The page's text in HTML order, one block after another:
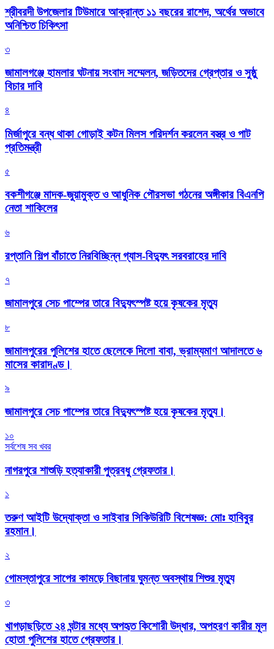
শ্রীবরদী উপজেলার টিউমারে আক্রান্ত ১১ বছরের রাশেদ, অর্থের অভাবে
অনিশ্চিত চিকিৎসা
৩
জামালগঞ্জে হামলার ঘটনায় সংবাদ সম্মেলন, জড়িতদের গ্রেপ্তার ও সুষ্ঠু
বিচার দাবি
৪
মির্জাপুরে বন্ধ থাকা গোড়াই কটন মিলস পরিদর্শন করলেন বস্ত্র ও পাট
প্রতিমন্ত্রী
৫
বকশীগঞ্জে মাদক-জুয়ামুক্ত ও আধুনিক পৌরসভা গঠনের অঙ্গীকার বিএনপি
নেতা শাকিলের
৬
রপ্তানি শিল্প বাঁচাতে নিরবিচ্ছিন্ন গ্যাস-বিদ্যুৎ সরবরাহের দাবি
৭
জামালপুরে সেচ পাম্পের তারে বিদ্যুৎস্পষ্ট হয়ে কৃষকের মৃত্যু
৮
জামালপুরের পুলিশের হাতে ছেলেকে দিলো বাবা, ভ্রাম্যমাণ আদালতে ৬
মাসের কারাদণ্ড।
৯
জামালপুরে সেচ পাম্পের তারে বিদ্যুৎস্পষ্ট হয়ে কৃষকের মৃত্যু।
১০
সর্বশেষ সব খবর
নাগরপুরে শাশুড়ি হত্যাকারী পুত্রবধু গ্রেফতার।
১
তরুণ আইটি উদ্যোক্তা ও সাইবার সিকিউরিটি বিশেষজ্ঞ: মোঃ হাবিবুর
রহমান।
২
গোমস্তাপুরে সাপের কামড়ে বিছানায় ঘুমন্ত অবস্থায় শিশুর মৃত্যু
৩
খাগড়াছড়িতে ২৪ ঘন্টার মধ্যে অপহৃত কিশোরী উদ্ধার, অপহরণ কারীর মূল
হোতা পুলিশের হাতে গ্রেফতার।